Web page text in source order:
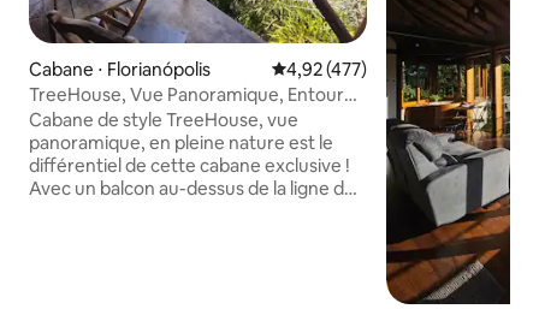
Cabane ⋅ Florianópolis Évaluation moyenne sur la
4,92 (477)
TreeHouse, Vue Panoramique, Entouré
par la Nature !
Cabane de style TreeHouse, vue
panoramique, en pleine nature est le
différentiel de cette cabane exclusive !
Avec un balcon au-dessus de la ligne des